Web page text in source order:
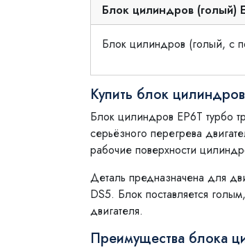
Блок цилиндров (голый)
Блок цилиндров (голый, с
Купить блок
Блок цилиндров EP6T турбо
серьёзного перегрева
рабочие поверхности
Деталь предназначена для
DS5. Блок поставляется
двигателя.
Преимущества блока